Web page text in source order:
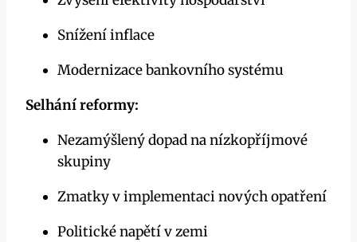
Snížení inflace
Modernizace bankovního systému
Selhání reformy:
Nezamýšlený dopad na nízkopříjmové
skupiny
Zmatky v implementaci nových opatření
Politické napětí v zemi